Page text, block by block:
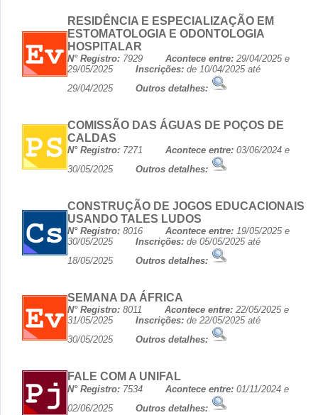
RESIDÊNCIA E ESPECIALIZAÇÃO EM
ESTOMATOLOGIA E ODONTOLOGIA
HOSPITALAR
N° Registro: 7929 Acontece entre: 29/04/2025 e
29/05/2025 Inscrições: de 10/04/2025 até
29/04/2025 Outros detalhes:
COMISSÃO DAS ÁGUAS DE POÇOS DE
CALDAS
N° Registro: 7271 Acontece entre: 03/06/2024 e
30/05/2025 Outros detalhes:
CONSTRUÇÃO DE JOGOS EDUCACIONAIS
USANDO TALES LUDOS
N° Registro: 8016 Acontece entre: 19/05/2025 e
30/05/2025 Inscrições: de 05/05/2025 até
18/05/2025 Outros detalhes:
SEMANA DA ÁFRICA
N° Registro: 8011 Acontece entre: 22/05/2025 e
31/05/2025 Inscrições: de 22/05/2025 até
30/05/2025 Outros detalhes:
FALE COM A UNIFAL
N° Registro: 7534 Acontece entre: 01/11/2024 e
02/06/2025 Outros detalhes: